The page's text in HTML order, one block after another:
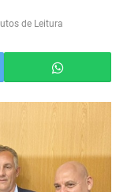
de Leitura